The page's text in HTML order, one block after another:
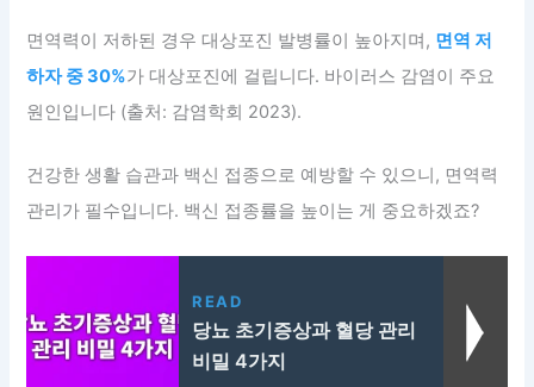
면역력이 저하된 경우 대상포진 발병률이 높아지며, 면역 저
하자 중 30%가 대상포진에 걸립니다. 바이러스 감염이 주요
원인입니다 (출처: 감염학회 2023).
건강한 생활 습관과 백신 접종으로 예방할 수 있으니, 면역력
관리가 필수입니다. 백신 접종률을 높이는 게 중요하겠죠?
READ
당뇨 초기증상과 혈당 관리
비밀 4가지